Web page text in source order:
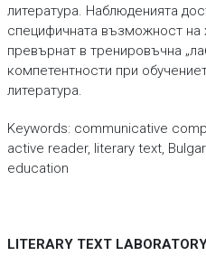
литература. Наблюденията
специфичната възможност на
превърнат в тренировъчна
компетентности при
литература.
Keywords: communicative
active reader, literary text,
education
LITERARY TEXT